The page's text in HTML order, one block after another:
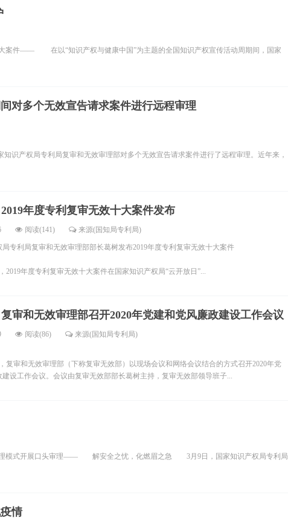
案件—— 在以“知识产权与健康中国”为主题的全国知识产权宣传活动周期间，国家
对多个无效宣告请求案件进行远程审理
产权局专利局复审和无效审理部对多个无效宣告请求案件进行了远程审理。近年来，
2019年度专利复审无效十大案件发布
阅读(141) 来源(国知局专利局)
局专利局复审和无效审理部部长葛树发布2019年度专利复审无效十大案件
年度专利复审无效十大案件在国家知识产权局“云开放日”...
复审和无效审理部召开2020年党建和党风廉政建设工作会议
阅读(86) 来源(国知局专利局)
审和无效审理部（下称复审无效部）以现场会议和网络会议结合的方式召开2020年党
建设工作会议。会议由复审无效部部长葛树主持，复审无效部领导班子...
模式开展口头审理—— 解安全之忧，化燃眉之急 3月9日，国家知识产权局专利局
情